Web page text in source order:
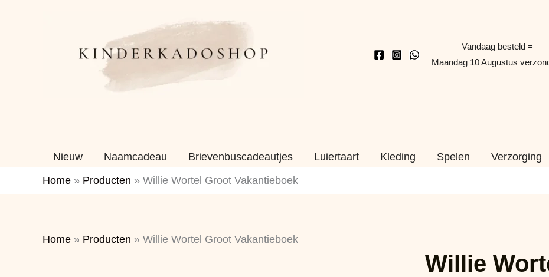
Vandaag besteld =
Maandag 10 Augustus
Nieuw Naamcadeau Brievenbuscadeautjes Luiertaart Kleding Spelen Verzorging
Home » Producten » Willie Wortel Groot Vakantieboek
Home » Producten » Willie Wortel Groot Vakantieboek
Willie
Groot
Vakantieboek